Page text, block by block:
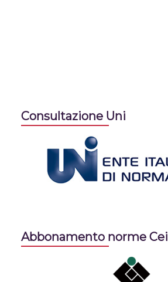
Consultazione Uni
Abbonamento norme Cei